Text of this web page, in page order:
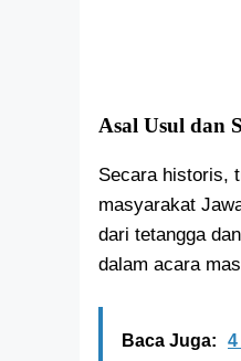
Asal Usul dan
Secara historis,
masyarakat
dari tetangga
dalam acara
Baca Juga: 4